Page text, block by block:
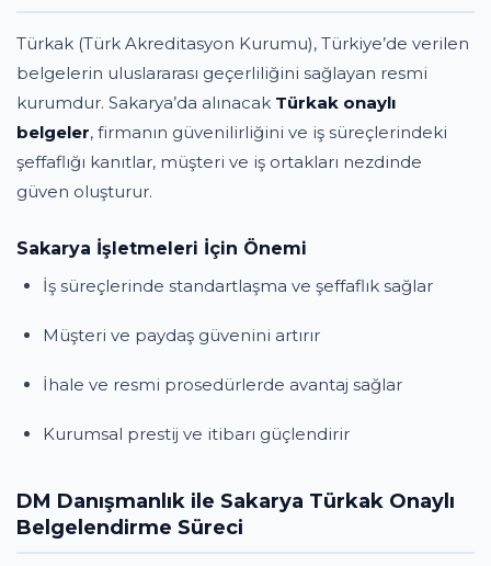
Türkak (Türk Akreditasyon Kurumu), Türkiye’de verilen
belgelerin uluslararası geçerliliğini sağlayan resmi
kurumdur. Sakarya’da alınacak Türkak onaylı
belgeler, firmanın güvenilirliğini ve iş süreçlerindeki
şeffaflığı kanıtlar, müşteri ve iş ortakları nezdinde
güven oluşturur.
Sakarya İşletmeleri İçin Önemi
İş süreçlerinde standartlaşma ve şeffaflık sağlar
Müşteri ve paydaş güvenini artırır
İhale ve resmi prosedürlerde avantaj sağlar
Kurumsal prestij ve itibarı güçlendirir
DM Danışmanlık ile Sakarya Türkak Onaylı
Belgelendirme Süreci